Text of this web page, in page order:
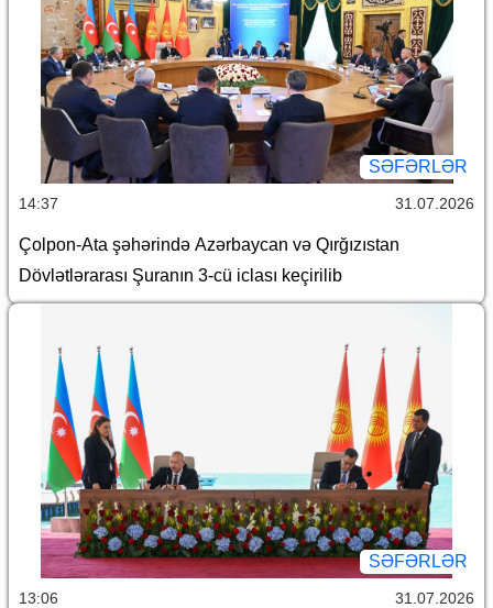
SƏFƏRLƏR
14:37 31.07.2026
Çolpon-Ata şəhərində Azərbaycan və Qırğızıstan
Dövlətlərarası Şuranın 3-cü iclası keçirilib
SƏFƏRLƏR
13:06 31.07.2026